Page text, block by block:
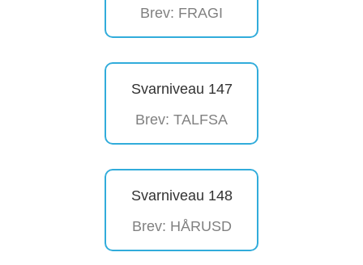
Brev: FRAGI
Svarniveau 147
Brev: TALFSA
Svarniveau 148
Brev: HÅRUSD